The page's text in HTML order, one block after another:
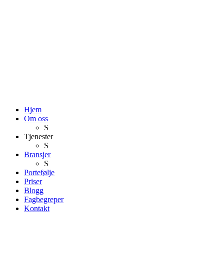
Hjem
Om oss
S
Tjenester
S
Bransjer
S
Portefølje
Priser
Blogg
Fagbegreper
Kontakt